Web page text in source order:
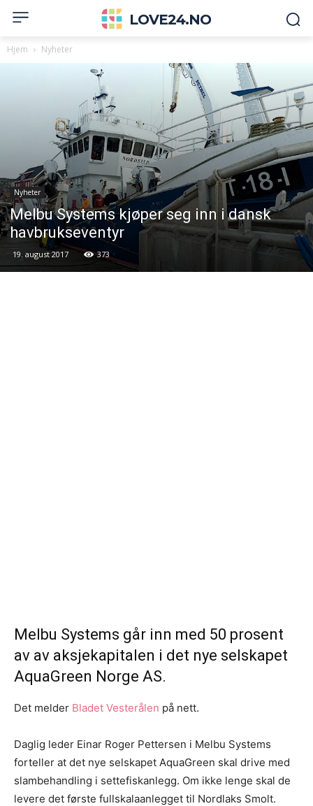
LOVE24.NO
Hjem Nyheter
Nyheter
Melbu Systems kjøper seg inn i dansk
havbrukseventyr
19. august 2017 373
Melbu Systems går inn med 50 prosent
av av aksjekapitalen i det nye selskapet
AquaGreen Norge AS.
Det melder Bladet Vesterålen på nett.
Daglig leder Einar Roger Pettersen i Melbu Systems
forteller at det nye selskapet AquaGreen skal drive med
slambehandling i settefiskanlegg. Om ikke lenge skal de
levere det første fullskalaanlegget til Nordlaks Smolt.